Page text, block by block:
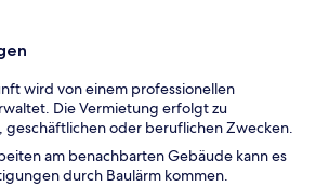
wird von einem professionellen
Die Vermietung erfolgt zu
oder beruflichen Zwecken.
am benachbarten Gebäude kann es
durch Baulärm kommen.